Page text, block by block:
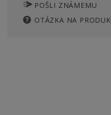
POŠLI ZNÁMEMU
OTÁZKA NA